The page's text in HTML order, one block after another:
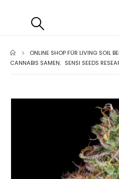
ONLINE SHOP FÜR LIVING SOIL
CANNABIS SAMEN, SENSI SEEDS